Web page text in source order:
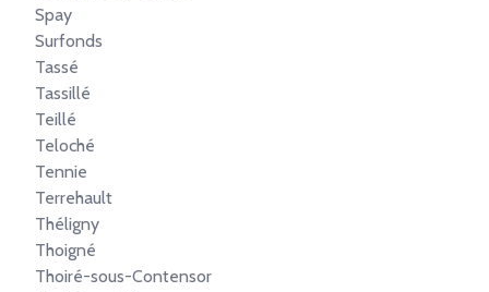
Spay
Surfonds
Tassé
Tassillé
Teillé
Teloché
Tennie
Terrehault
Théligny
Thoigné
Thoiré-sous-Contensor